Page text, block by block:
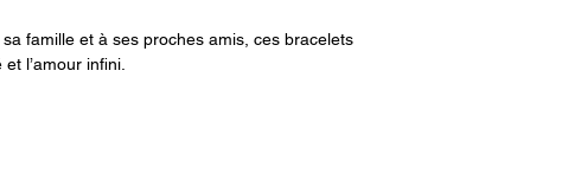
famille et à ses proches amis, ces bracelets
l’amour infini.